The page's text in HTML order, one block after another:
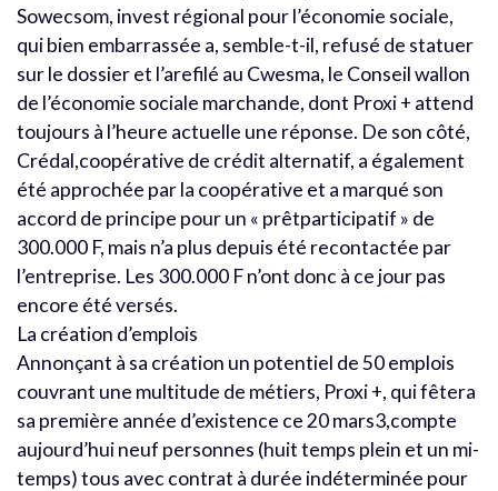
Sowecsom, invest régional pour l’économie sociale,
qui bien embarrassée a, semble-t-il, refusé de statuer
sur le dossier et l’arefilé au Cwesma, le Conseil wallon
de l’économie sociale marchande, dont Proxi + attend
toujours à l’heure actuelle une réponse. De son côté,
Crédal,coopérative de crédit alternatif, a également
été approchée par la coopérative et a marqué son
accord de principe pour un « prêtparticipatif » de
300.000 F, mais n’a plus depuis été recontactée par
l’entreprise. Les 300.000 F n’ont donc à ce jour pas
encore été versés.
La création d’emplois
Annonçant à sa création un potentiel de 50 emplois
couvrant une multitude de métiers, Proxi +, qui fêtera
sa première année d’existence ce 20 mars3,compte
aujourd’hui neuf personnes (huit temps plein et un mi-
temps) tous avec contrat à durée indéterminée pour